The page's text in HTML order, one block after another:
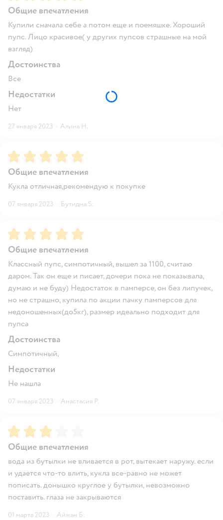
Общие впечатления
Купили сначала себе а потом еще и поемяшке. Хороший
пупс. Лицо красивое( у других пупсов страшные на мой
взгляд)
Достоинства
Все
Недостатки
Нет
27 января 2023 · Алина Н.
Рейтинг:5
Общие впечатления
Кукла отличная,рекомендую к покупке
07 января 2023 · Бутидма S.
Рейтинг:5
Общие впечатления
Классный пупс, симпотичный, вышел за 1100, считаю
даром. Так он еще и писает, дочери пока не показывала,
думаю и не буду) Недостаток в памперсе, он без липучек,
но не страшно, купила по акции пачку памперсов для
недоношенных(до5кг), размер идеально подходит для
пупса
Достоинства
Симпотичный,
Недостатки
Не нашла
07 января 2023 · Анастасия Р.
Рейтинг:3
Общие впечатления
вода из бутылки не вливается в рот, вытекает наружу. если
и удается что-то влить, кукла все-равно не может
пописать. донышко круглое у бутылки, невозможно
поставить. глаза не закрываются
01 марта 2023 · Айжан Б.